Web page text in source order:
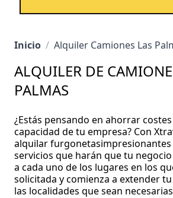
Inicio / Alquiler Camiones Las
ALQUILER DE
PALMAS
¿Estás pensando en ahorrar
capacidad de tu empresa? Con
alquilar furgonetasimpresionantes
servicios que harán que tu
a cada uno de los lugares en los
solicitada y comienza a extender
las localidades que sean